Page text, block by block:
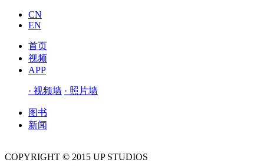
CN
EN
首页
视频
APP
· 视频墙 · 照片墙
图书
新闻
COPYRIGHT © 2015 UP STUDIOS